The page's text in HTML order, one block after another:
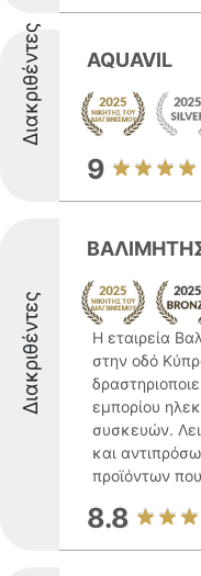
Διακριθέντες AQUAVIL
9
Διακριθέντες
Η εταιρεία
στην οδό
εμπορίου
συσκευών.
και
προϊόντων
8.8